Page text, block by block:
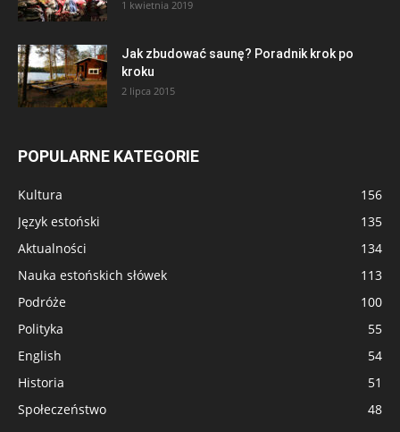
1 kwietnia 2019
Jak zbudować saunę? Poradnik krok po
kroku
2 lipca 2015
POPULARNE KATEGORIE
Kultura
156
Język estoński
135
Aktualności
134
Nauka estońskich słówek
113
Podróże
100
Polityka
55
English
54
Historia
51
Społeczeństwo
48